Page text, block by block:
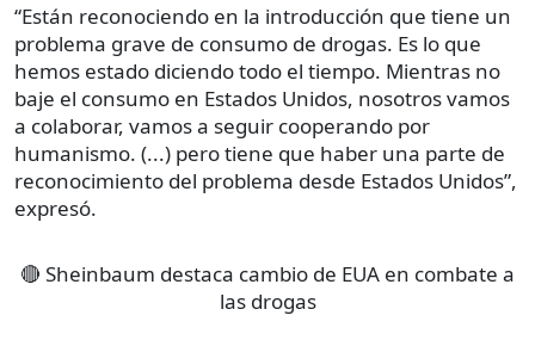
“Están reconociendo en la introducción que tiene un
problema grave de consumo de drogas. Es lo que
hemos estado diciendo todo el tiempo. Mientras no
baje el consumo en Estados Unidos, nosotros vamos
a colaborar, vamos a seguir cooperando por
humanismo. (...) pero tiene que haber una parte de
reconocimiento del problema desde Estados Unidos”,
expresó.
🔴 Sheinbaum destaca cambio de EUA en combate a
las drogas